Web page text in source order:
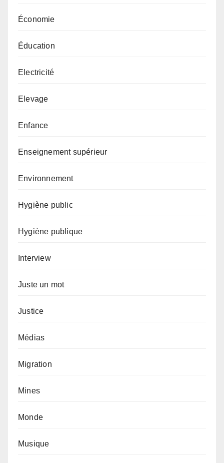
Économie
Éducation
Electricité
Elevage
Enfance
Enseignement supérieur
Environnement
Hygiène public
Hygiène publique
Interview
Juste un mot
Justice
Médias
Migration
Mines
Monde
Musique